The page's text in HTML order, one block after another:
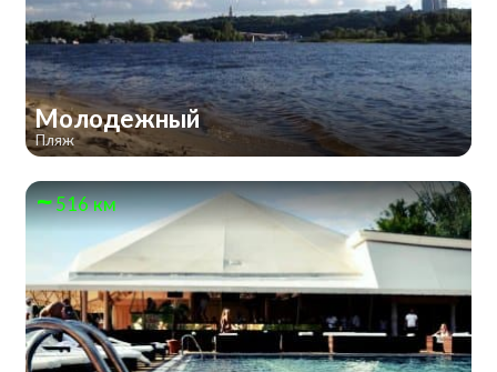
Молодежный
Пляж
516 км